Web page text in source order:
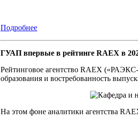
Подробнее
ГУАП впервые в рейтинге RAEX в
Рейтинговое агентство RAEX
образования и востребованность
На этом фоне аналитики агентства